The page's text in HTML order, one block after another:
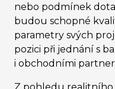
nebo podmínek
budou schopné
parametry svých
pozici při jednání s
i obchodními